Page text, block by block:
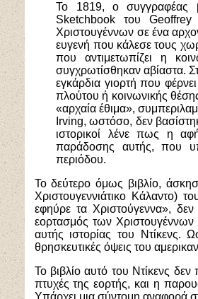
Το 1819, ο συγγραφέας
Sketchbook τουGeoffrey
Χριστουγέννων σε ένα
ευγενή που κάλεσε τους
που αντιμετωπίζει η
συγχρωτίσθηκαν αβίαστα.
εγκάρδια γιορτή που
πλούτου ή κοινωνικής
«αρχαία έθιμα»,
Irving, ωστόσο, δεν
ιστορικοί λένε πως η
παράδοσης αυτής, που
περιόδου.
Το δεύτερο όμως βιβλίο,
Χριστουγεννιάτικο Κάλαντο)
εφηύρε τα Χριστούγεννα», δεν
εορτασμός των Χριστουγέννων
αυτής ιστορίας του Ντίκενς.
θρησκευτικές όψεις του
Το βιβλίο αυτό του Ντίκενς
πτυχές της εορτής, και η
Υπάρχει μια σύντομη αναφορά